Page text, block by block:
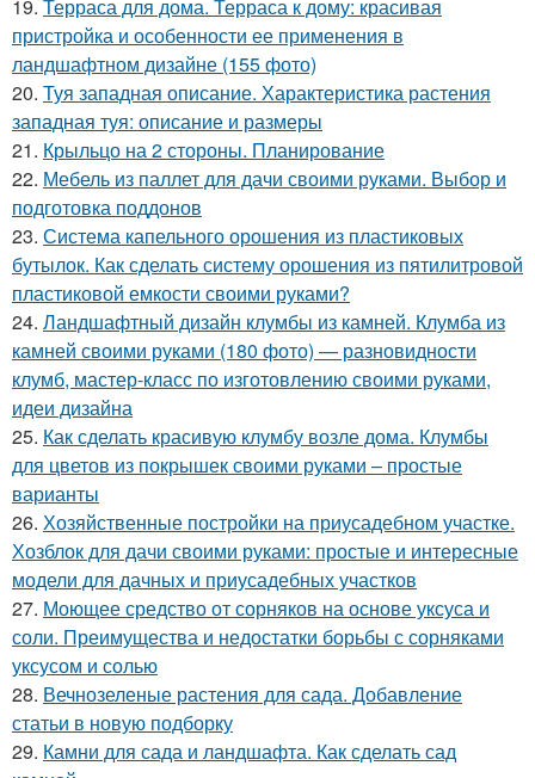
19. Терраса для дома. Терраса к дому: красивая
пристройка и особенности ее применения в
ландшафтном дизайне (155 фото)
20. Туя западная описание. Характеристика растения
западная туя: описание и размеры
21. Крыльцо на 2 стороны. Планирование
22. Мебель из паллет для дачи своими руками. Выбор и
подготовка поддонов
23. Система капельного орошения из пластиковых
бутылок. Как сделать систему орошения из пятилитровой
пластиковой емкости своими руками?
24. Ландшафтный дизайн клумбы из камней. Клумба из
камней своими руками (180 фото) — разновидности
клумб, мастер-класс по изготовлению своими руками,
идеи дизайна
25. Как сделать красивую клумбу возле дома. Клумбы
для цветов из покрышек своими руками – простые
варианты
26. Хозяйственные постройки на приусадебном участке.
Хозблок для дачи своими руками: простые и интересные
модели для дачных и приусадебных участков
27. Моющее средство от сорняков на основе уксуса и
соли. Преимущества и недостатки борьбы с сорняками
уксусом и солью
28. Вечнозеленые растения для сада. Добавление
статьи в новую подборку
29. Камни для сада и ландшафта. Как сделать сад